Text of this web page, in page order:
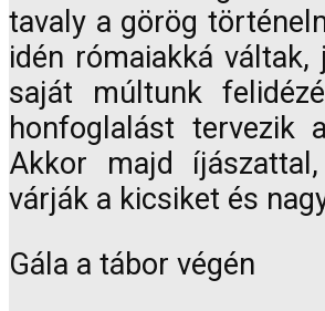
tavaly a görög
idén rómaiakká váltak,
saját múltunk
honfoglalást tervezik
Akkor majd íjászattal,
várják a kicsiket és
Gála a tábor végén